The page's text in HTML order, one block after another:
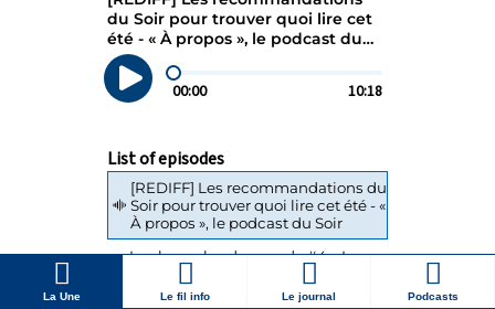
La Une Le fil info Le journal Podcasts